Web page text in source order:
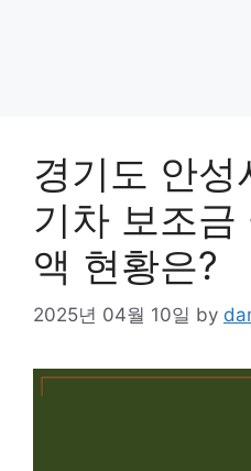
경기도 안성
기차 보조금
액 현황은?
2025년 04월 10일 by